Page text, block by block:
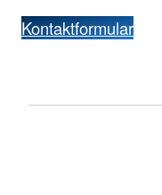
Kontaktformular